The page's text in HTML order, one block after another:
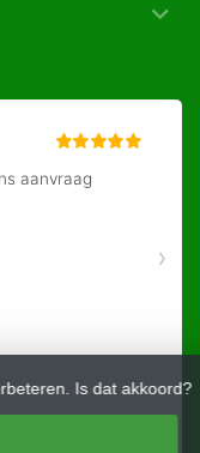
Is dat akkoord?